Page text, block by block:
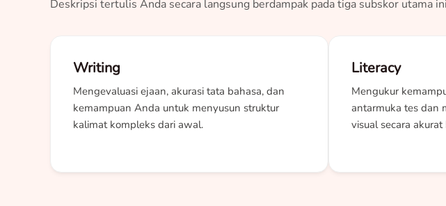
Deskripsi tertulis Anda secara langsung berdampak pada tiga subskor utama
Writing
Mengevaluasi ejaan, akurasi tata bahasa, dan
kemampuan Anda untuk menyusun struktur
kalimat kompleks dari awal.
Literacy
Mengukur
antarmuka tes dan
visual secara